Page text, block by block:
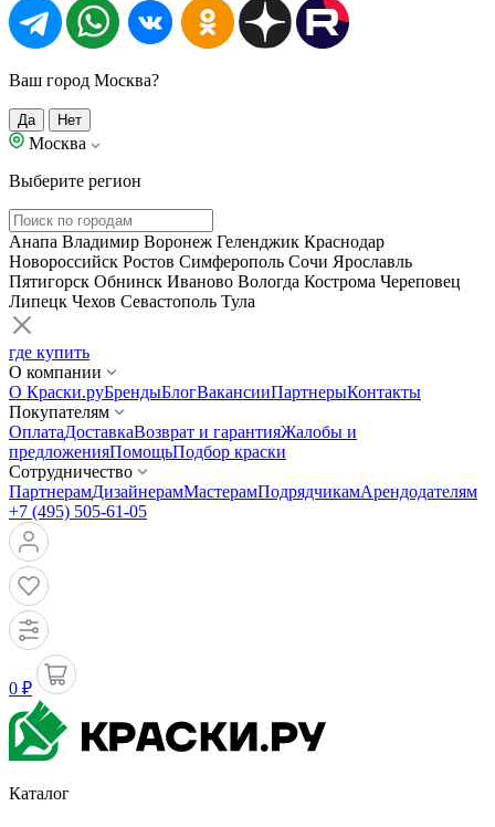
Ваш город Москва?
Да Нет
Москва
Выберите регион
Анапа Владимир Воронеж Геленджик Краснодар
Новороссийск Ростов Симферополь Сочи Ярославль
Пятигорск Обнинск Иваново Вологда Кострома Череповец
Липецк Чехов Севастополь Тула
где купить
О компании
О Краски.руБрендыБлогВакансииПартнерыКонтакты
Покупателям
ОплатаДоставкаВозврат и гарантияЖалобы и
предложенияПомощьПодбор краски
Сотрудничество
ПартнерамДизайнерамМастерамПодрядчикамАрендодателям
+7 (495) 505-61-05
0 ₽
Каталог